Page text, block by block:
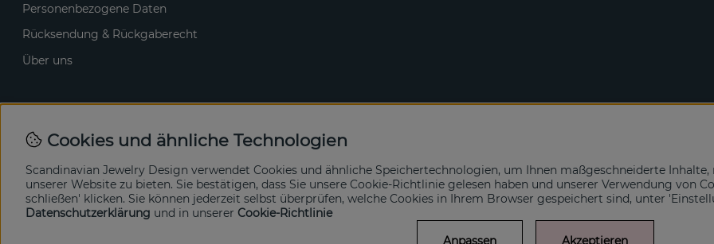
Personenbezogene Daten
Rücksendung & Rückgaberecht
Über uns
Cookies und ähnliche Technologien
Scandinavian Jewelry Design verwendet Cookies und ähnliche Speichertechnologien, um Ihnen maßgeschneiderte
unserer Website zu bieten. Sie bestätigen, dass Sie unsere Cookie-Richtlinie gelesen haben und unserer Verwendung von
schließen' klicken. Sie können jederzeit selbst überprüfen, welche Cookies in Ihrem Browser gespeichert sind, unter
Datenschutzerklärung und in unserer Cookie-Richtlinie
Anpassen
Akzeptieren